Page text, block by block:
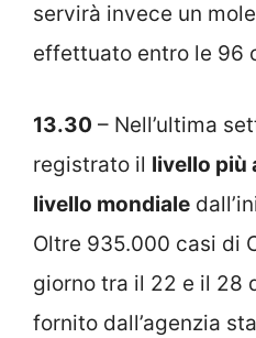
servirà invece un
effettuato entro le 96
13.30 – Nell’ultima
registrato il livello più
livello mondiale
Oltre 935.000 casi di
giorno tra il 22 e il 28
fornito dall’agenzia